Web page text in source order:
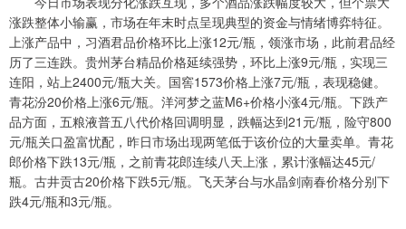
涨跌整体小输赢，市场在年末时点呈现典型的资金与情绪博弈特征。
上涨产品中，习酒君品价格环比上涨12元/瓶，领涨市场，此前君品经
历了三连跌。贵州茅台精品价格延续强势，环比上涨9元/瓶，实现三
连阳，站上2400元/瓶大关。国窖1573价格上涨7元/瓶，表现稳健。
青花汾20价格上涨6元/瓶。洋河梦之蓝M6+价格小涨4元/瓶。下跌产
品方面，五粮液普五八代价格回调明显，跌幅达到21元/瓶，险守800
元/瓶关口盈富忧配，昨日市场出现两笔低于该价位的大量卖单。青花
郎价格下跌13元/瓶，之前青花郎连续八天上涨，累计涨幅达45元/
瓶。古井贡古20价格下跌5元/瓶。飞天茅台与水晶剑南春价格分别下
跌4元/瓶和3元/瓶。